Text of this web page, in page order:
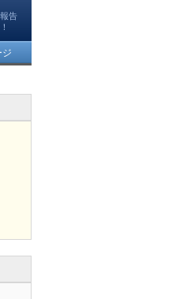
告
ジ